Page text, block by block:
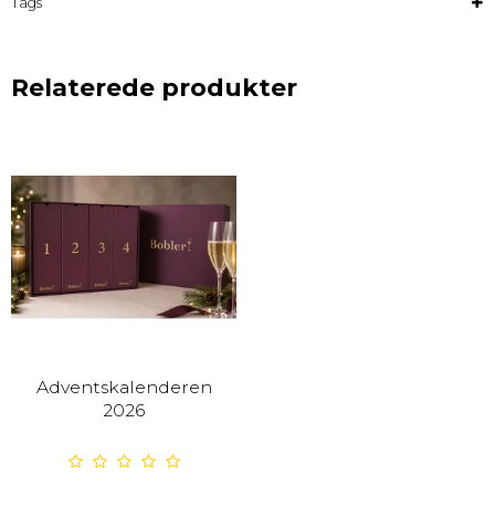
Relaterede produkter
Adventskalenderen
2026